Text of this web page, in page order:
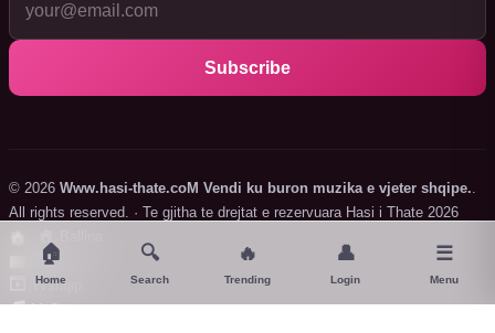
Subscribe
© 2026 Www.hasi-thate.coM Vendi ku buron muzika e vjeter shqipe.
All rights reserved. · Te gjitha te drejtat e rezervuara Hasi i Thate 2026
Lajme
Tvshqip
Mp3
🏠
Home
🔍
Search
🔥
Trending
👤
Login
☰
Menu